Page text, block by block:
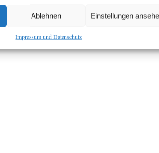
Ablehnen Einstellungen
Impressum und Datenschutz